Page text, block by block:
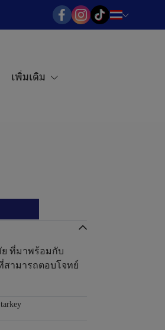
เพิ่มเติม
ย ที่มาพร้อมกับ
สามารถตอบโจทย์